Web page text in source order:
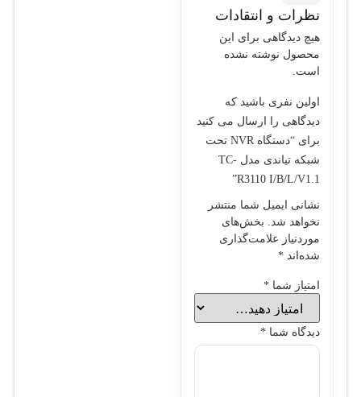
نظرات و انتقادات
هیچ دیدگاهی برای این
محصول نوشته نشده
است.
اولین نفری باشید که
دیدگاهی را ارسال می کنید
برای “دستگاه NVR تحت
شبکه تیاندی مدل TC-
R3110 I/B/L/V1.1”
نشانی ایمیل شما منتشر
نخواهد شد.
بخش‌های
موردنیاز علامت‌گذاری
شده‌اند *
امتیاز شما *
دیدگاه شما *